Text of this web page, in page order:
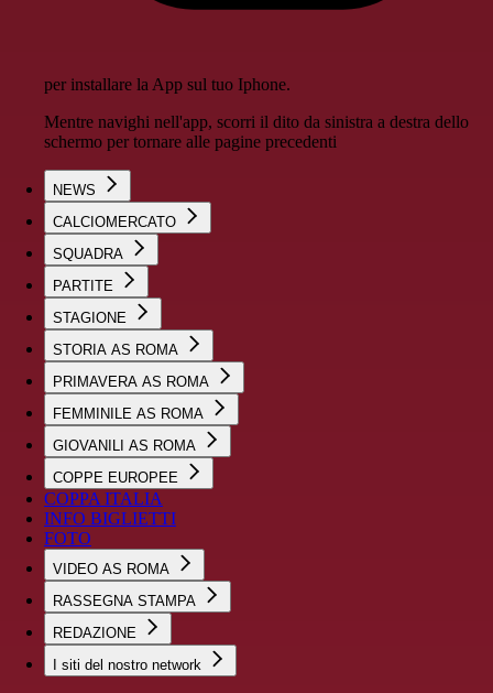
per installare la App sul tuo Iphone.
Mentre navighi nell'app, scorri il dito da sinistra a destra dello
schermo per tornare alle pagine precedenti
NEWS
CALCIOMERCATO
SQUADRA
PARTITE
STAGIONE
STORIA AS ROMA
PRIMAVERA AS ROMA
FEMMINILE AS ROMA
GIOVANILI AS ROMA
COPPE EUROPEE
COPPA ITALIA
INFO BIGLIETTI
FOTO
VIDEO AS ROMA
RASSEGNA STAMPA
REDAZIONE
I siti del nostro network